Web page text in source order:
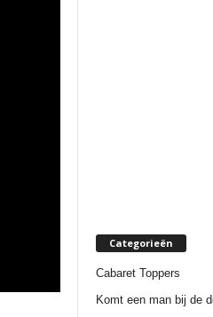
Categorieën
Cabaret Toppers
Komt een man bij de